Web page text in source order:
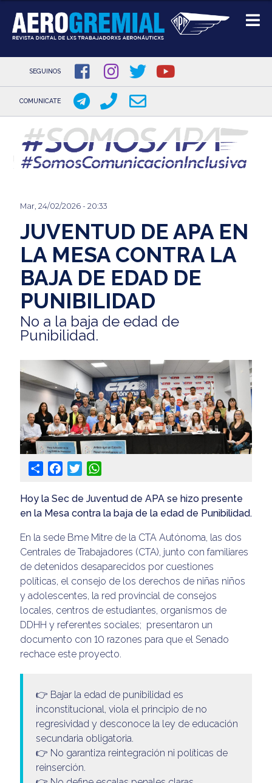
Pasar
contenido
principal
SEGUINOS
COMUNICATE
Mar, 24/02/2026 - 20:33
JUVENTUD DE APA EN
LA MESA CONTRA LA
BAJA DE EDAD DE
PUNIBILIDAD
No a la baja de edad de
Punibilidad.
Share Facebook
Twitter
Hoy la Sec de Juventud de APA se hizo presente
en la Mesa contra la baja de la edad de Punibilidad.
En la sede Bme Mitre de la CTA Autónoma, las dos
Centrales de Trabajadores (CTA), junto con familiares
de detenidos desaparecidos por cuestiones
políticas, el consejo de los derechos de niñas niños
y adolescentes, la red provincial de consejos
locales, centros de estudiantes, organismos de
DDHH y referentes sociales; presentaron un
documento con 10 razones para que el Senado
rechace este proyecto.
👉 Bajar la edad de punibilidad es
inconstitucional, viola el principio de no
regresividad y desconoce la ley de educación
secundaria obligatoria.
👉 No garantiza reintegración ni políticas de
reinserción.